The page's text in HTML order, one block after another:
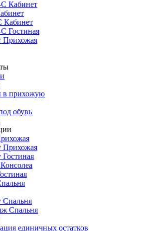
Кабинет
Кабинет
Гостиная
Прихожая
в прихожую
обувь
Прихожая
Гостиная
Спальня
Спальня
единичных остатков